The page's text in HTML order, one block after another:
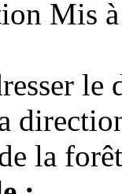
Mis
le
la